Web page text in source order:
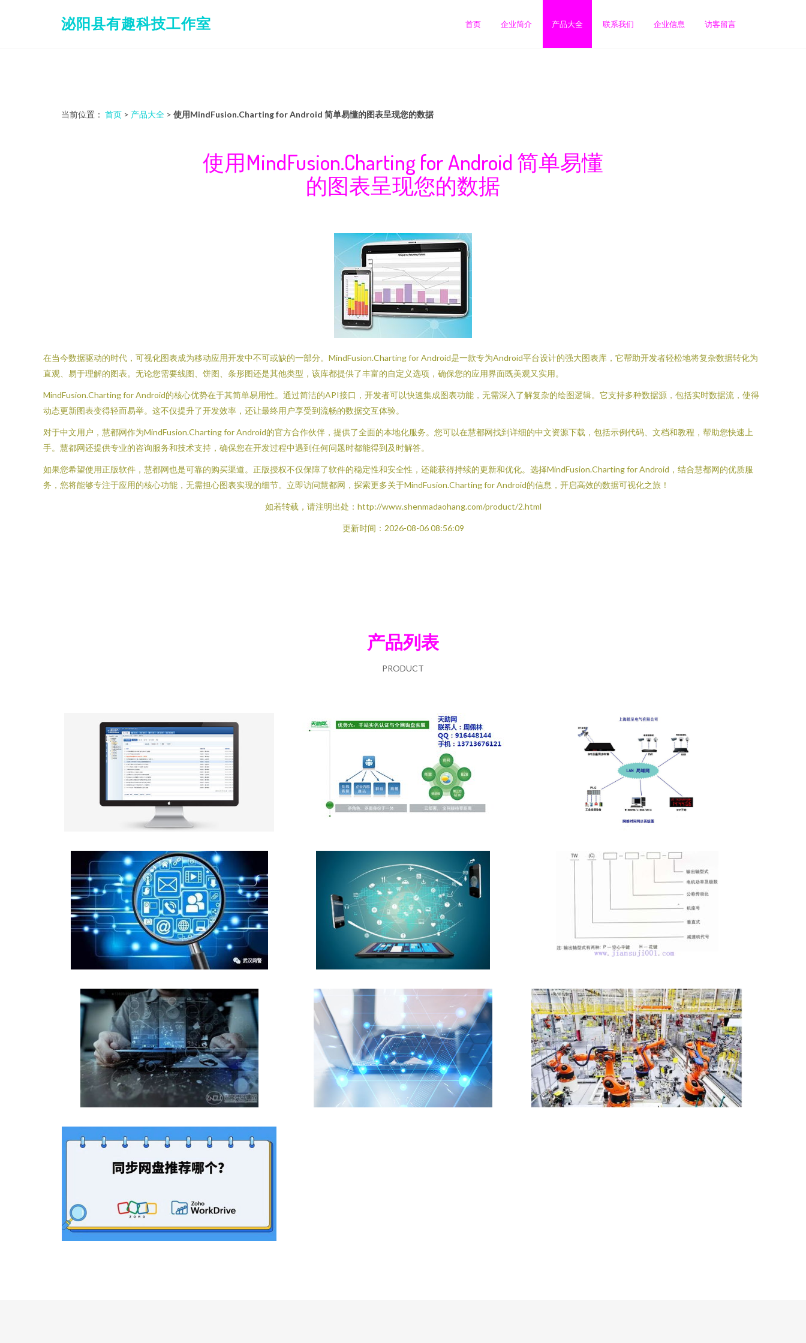
泌阳县有趣科技工作室 首页 企业简介 产品大全 联系我们 企业信息 访客留言
当前位置： 首页 > 产品大全 > 使用MindFusion.Charting for Android 简单易懂的图表呈现您的数据
使用MindFusion.Charting for Android 简单易懂
的图表呈现您的数据
在当今数据驱动的时代，可视化图表成为移动应用开发中不可或缺的一部分。MindFusion.Charting for Android是一款专为Android平台设计的强大图表库，它帮助开发者轻松地将复杂数据转化为
直观、易于理解的图表。无论您需要线图、饼图、条形图还是其他类型，该库都提供了丰富的自定义选项，确保您的应用界面既美观又实用。
MindFusion.Charting for Android的核心优势在于其简单易用性。通过简洁的API接口，开发者可以快速集成图表功能，无需深入了解复杂的绘图逻辑。它支持多种数据源，包括实时数据流，使得
动态更新图表变得轻而易举。这不仅提升了开发效率，还让最终用户享受到流畅的数据交互体验。
对于中文用户，慧都网作为MindFusion.Charting for Android的官方合作伙伴，提供了全面的本地化服务。您可以在慧都网找到详细的中文资源下载，包括示例代码、文档和教程，帮助您快速上
手。慧都网还提供专业的咨询服务和技术支持，确保您在开发过程中遇到任何问题时都能得到及时解答。
如果您希望使用正版软件，慧都网也是可靠的购买渠道。正版授权不仅保障了软件的稳定性和安全性，还能获得持续的更新和优化。选择MindFusion.Charting for Android，结合慧都网的优质服
务，您将能够专注于应用的核心功能，无需担心图表实现的细节。立即访问慧都网，探索更多关于MindFusion.Charting for Android的信息，开启高效的数据可视化之旅！
如若转载，请注明出处：http://www.shenmadaohang.com/product/2.html
更新时间：2026-08-06 08:56:09
产品列表
PRODUCT